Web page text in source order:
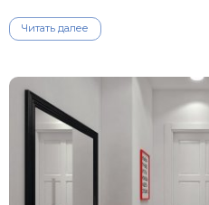
Читать далее